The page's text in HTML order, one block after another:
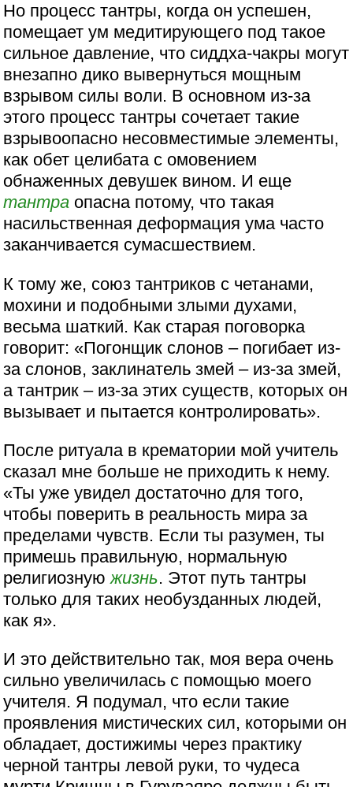
Но процесс тантры, когда он успешен,
помещает ум медитирующего под такое
сильное давление, что сиддха-чакры могут
внезапно дико вывернуться мощным
взрывом силы воли. В основном из-за
этого процесс тантры сочетает такие
взрывоопасно несовместимые элементы,
как обет целибата с омовением
обнаженных девушек вином. И еще
тантра опасна потому, что такая
насильственная деформация ума часто
заканчивается сумасшествием.
К тому же, союз тантриков с четанами,
мохини и подобными злыми духами,
весьма шаткий. Как старая поговорка
говорит: «Погонщик слонов – погибает из-
за слонов, заклинатель змей – из-за змей,
а тантрик – из-за этих существ, которых он
вызывает и пытается контролировать».
После ритуала в крематории мой учитель
сказал мне больше не приходить к нему.
«Ты уже увидел достаточно для того,
чтобы поверить в реальность мира за
пределами чувств. Если ты разумен, ты
примешь правильную, нормальную
религиознуюжизнь. Этот путь тантры
только для таких необузданных людей,
как я».
И это действительно так, моя вера очень
сильно увеличилась с помощью моего
учителя. Я подумал, что если такие
проявления мистических сил, которыми он
обладает, достижимы через практику
черной тантры левой руки, то чудеса